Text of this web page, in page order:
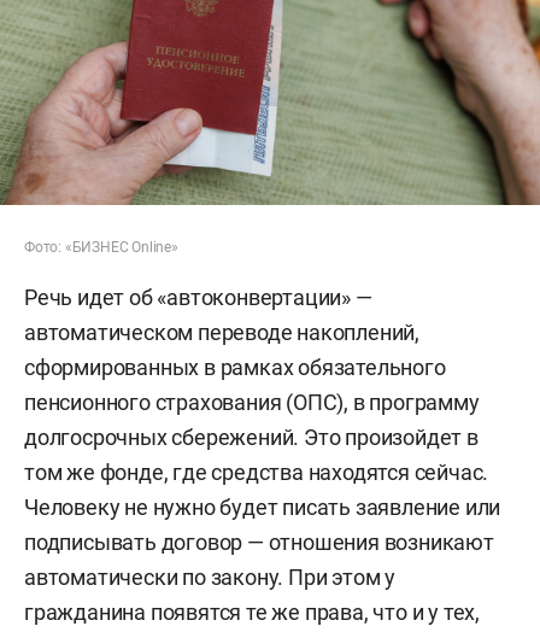
Фото: «БИЗНЕС Online»
Речь идет об «автоконвертации» —
автоматическом переводе накоплений,
сформированных в рамках обязательного
пенсионного страхования (ОПС), в программу
долгосрочных сбережений. Это произойдет в
том же фонде, где средства находятся сейчас.
Человеку не нужно будет писать заявление или
подписывать договор — отношения возникают
автоматически по закону. При этом у
гражданина появятся те же права, что и у тех,